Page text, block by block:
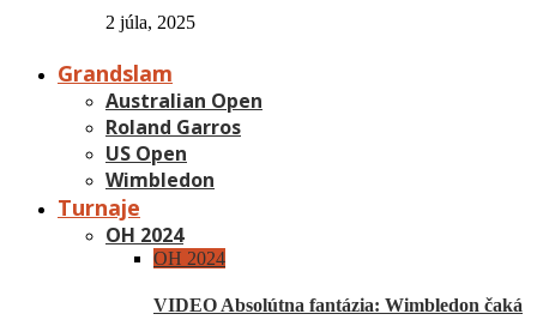
2 júla, 2025
Grandslam
Australian Open
Roland Garros
US Open
Wimbledon
Turnaje
OH 2024
OH 2024
VIDEO Absolútna fantázia: Wimbledon čaká